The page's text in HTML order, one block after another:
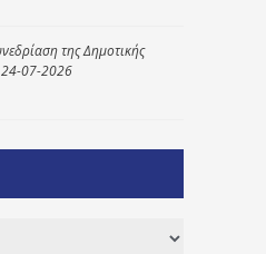
της Δημοτικής
24-07-2026